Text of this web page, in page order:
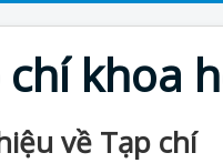
chí khoa
về Tạp chí